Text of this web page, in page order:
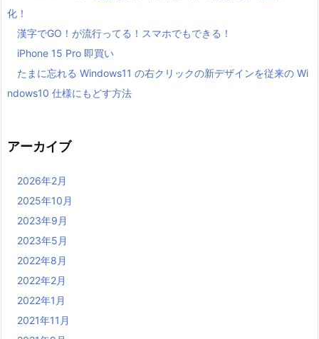
化！
漢字でGO！が流行ってる！スマホでもできる！
iPhone 15 Pro 即買い
たまに忘れる Windows11 の右クリックの新デザインを従来の Wi
ndows10 仕様にもどす方法
アーカイブ
2026年2月
2025年10月
2023年9月
2023年5月
2022年8月
2022年2月
2022年1月
2021年11月